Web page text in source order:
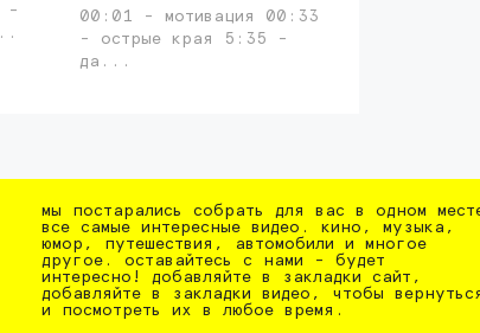
-
...
00:01 - мотивация 00:33
- острые края 5:35 -
да...
мы постарались собрать для вас в одном
все самые интересные видео. кино, музыка,
юмор, путешествия, автомобили и многое
другое. оставайтесь с нами - будет
интересно! добавляйте в закладки сайт,
добавляйте в закладки видео, чтобы
и посмотреть их в любое время.